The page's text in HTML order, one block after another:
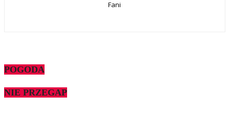
Fani
POGODA
NIE PRZEGAP